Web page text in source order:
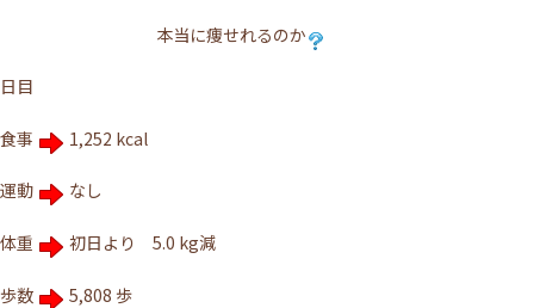
本当に痩せれるのか
日目
食事 1,252 kcal
運動 なし
体重 初日より 5.0 kg減
歩数 5,808 歩